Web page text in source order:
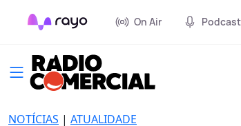
On Air
NOTÍCIAS | ATUALIDADE